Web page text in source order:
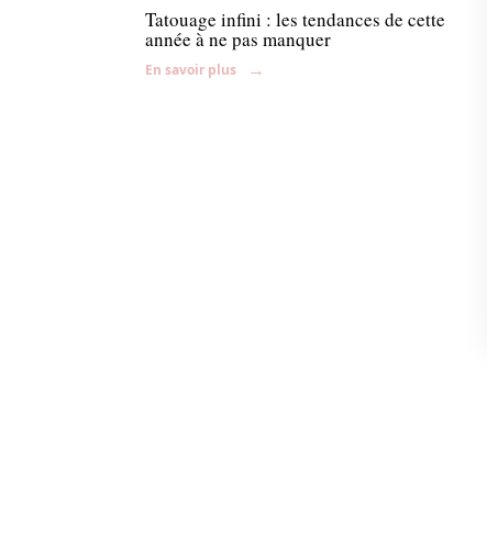
Tatouage infini : les tendances de cette
année à ne pas manquer
En savoir plus